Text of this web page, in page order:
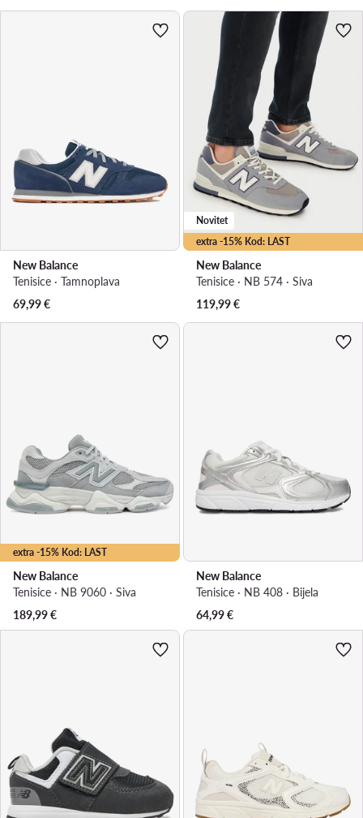
New Balance
Tenisice · Tamnoplava
69,99€
extra -15% Kod: LAST
Novitet
New Balance
Tenisice · NB 574 · Siva
119,99€
extra -15% Kod: LAST
New Balance
Tenisice · NB 9060 · Siva
189,99€
New Balance
Tenisice · NB 408 · Bijela
64,99€